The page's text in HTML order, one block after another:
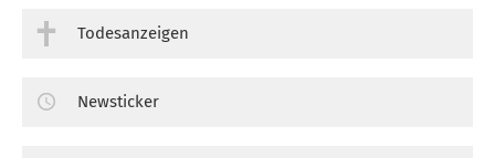
Todesanzeigen
Newsticker